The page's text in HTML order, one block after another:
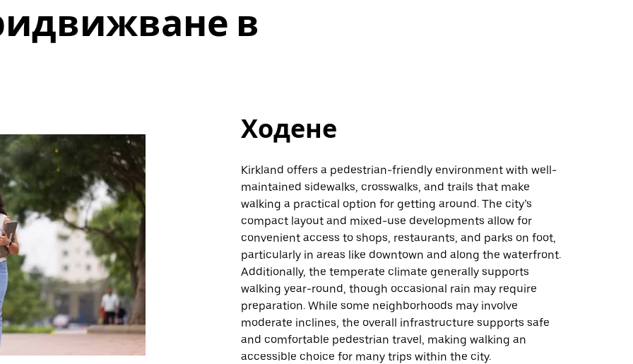
в
Ходене
Kirkland offers a pedestrian-friendly environment with well-
maintained sidewalks, crosswalks, and trails that make
walking a practical option for getting around. The city’s
compact layout and mixed-use developments allow for
convenient access to shops, restaurants, and parks on foot,
particularly in areas like downtown and along the waterfront.
Additionally, the temperate climate generally supports
walking year-round, though occasional rain may require
preparation. While some neighborhoods may involve
moderate inclines, the overall infrastructure supports safe
and comfortable pedestrian travel, making walking an
accessible choice for many trips within the city.